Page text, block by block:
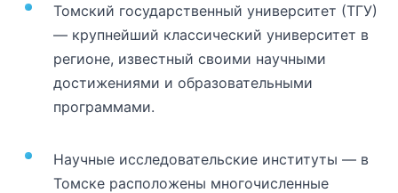
Томский государственный университет (ТГУ)
— крупнейший классический университет в
регионе, известный своими научными
достижениями и образовательными
программами.
Научные исследовательские институты — в
Томске расположены многочисленные